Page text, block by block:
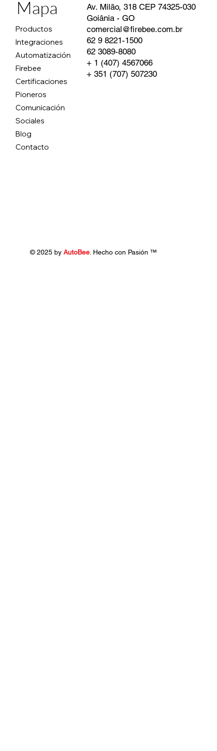
Mapa
Productos
Integraciones
Automatización
Firebee
Certificaciones
Pioneros
Comunicación
Sociales
Blog
Contacto
Av. Milão, 318 CEP 74325-030
Goiânia - GO
comercial@firebee.com.br
62 9 8221-1500
62 3089-8080
+ 1 (407) 4567066
+ 351 (707) 507230
© 2025 byAutoBee . Hecho con Pasión ™